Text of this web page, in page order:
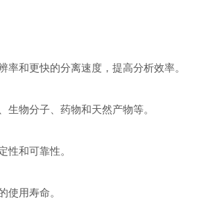
和更快的分离速度，提高分析效率。
物分子、药物和天然产物等。
性和可靠性。
使用寿命。